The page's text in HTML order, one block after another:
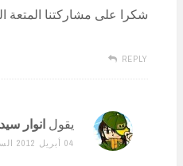
شكرا على مشاركتنا المتعة
REPLY
يقول انوار
04 أبريل 2012 الساعة 4:52 م